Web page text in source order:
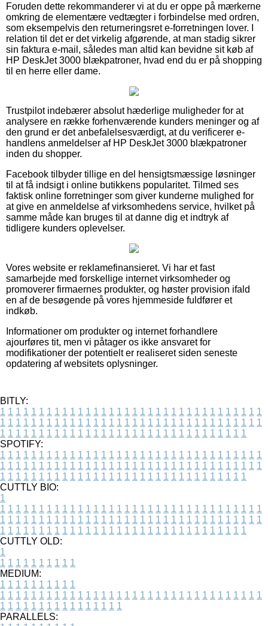
Foruden dette rekommanderer vi at du er oppe på mærkerne
omkring de elementære vedtægter i forbindelse med ordren,
som eksempelvis den returneringsret e-forretningen lover. I
relation til det er det virkelig afgørende, at man stadig sikrer
sin faktura e-mail, således man altid kan bevidne sit køb af
HP DeskJet 3000 blækpatroner, hvad end du er på shopping
til en herre eller dame.
Trustpilot indebærer absolut hæderlige muligheder for at
analysere en række forhenværende kunders meninger og af
den grund er det anbefalelsesværdigt, at du verificerer e-
handlens anmeldelser af HP DeskJet 3000 blækpatroner
inden du shopper.
Facebook tilbyder tillige en del hensigtsmæssige løsninger
til at få indsigt i online butikkens popularitet. Tilmed ses
faktisk online forretninger som giver kunderne mulighed for
at give en anmeldelse af virksomhedens service, hvilket på
samme måde kan bruges til at danne dig et indtryk af
tidligere kunders oplevelser.
Vores website er reklamefinansieret. Vi har et fast
samarbejde med forskellige internet virksomheder og
promoverer firmaernes produkter, og høster provision ifald
en af de besøgende på vores hjemmeside fuldfører et
indkøb.
Informationer om produkter og internet forhandlere
ajourføres tit, men vi påtager os ikke ansvaret for
modifikationer der potentielt er realiseret siden seneste
opdatering af websitets oplysninger.
BITLY:
1 1 1 1 1 1 1 1 1 1 1 1 1 1 1 1 1 1 1 1 1 1 1 1 1 1 1 1 1 1 1 1 1 1
1 1 1 1 1 1 1 1 1 1 1 1 1 1 1 1 1 1 1 1 1 1 1 1 1 1 1 1 1 1 1 1 1 1
1 1 1 1 1 1 1 1 1 1 1 1 1 1 1 1 1 1 1 1 1 1 1 1 1 1 1 1 1 1 1 1
SPOTIFY:
1 1 1 1 1 1 1 1 1 1 1 1 1 1 1 1 1 1 1 1 1 1 1 1 1 1 1 1 1 1 1 1 1 1
1 1 1 1 1 1 1 1 1 1 1 1 1 1 1 1 1 1 1 1 1 1 1 1 1 1 1 1 1 1 1 1 1 1
1 1 1 1 1 1 1 1 1 1 1 1 1 1 1 1 1 1 1 1 1 1 1 1 1 1 1 1 1 1 1 1
CUTTLY BIO:
1
1 1 1 1 1 1 1 1 1 1 1 1 1 1 1 1 1 1 1 1 1 1 1 1 1 1 1 1 1 1 1 1 1 1
1 1 1 1 1 1 1 1 1 1 1 1 1 1 1 1 1 1 1 1 1 1 1 1 1 1 1 1 1 1 1 1 1 1
1 1 1 1 1 1 1 1 1 1 1 1 1 1 1 1 1 1 1 1 1 1 1 1 1 1 1 1 1 1 1 1
CUTTLY OLD:
1
1 1 1 1 1 1 1 1 1 1
MEDIUM:
1 1 1 1 1 1 1 1 1 1
1 1 1 1 1 1 1 1 1 1 1 1 1 1 1 1 1 1 1 1 1 1 1 1 1 1 1 1 1 1 1 1 1 1
1 1 1 1 1 1 1 1 1 1 1 1 1 1 1 1
PARALLELS: